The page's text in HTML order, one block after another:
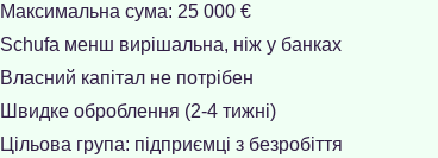
Максимальна сума: 25 000 €
Schufa менш вирішальна, ніж у банках
Власний капітал не потрібен
Швидке оброблення (2-4 тижні)
Цільова група: підприємці з безробіття